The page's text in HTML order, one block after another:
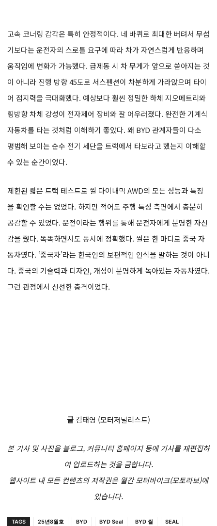
고속 코너링 감각은 특히 안정적이다. 네 바퀴로 최대한 버텨서 무섭
기보다는 운전자의 스로틀 요구에 따라 차가 자연스럽게 반응하며
움직임에 변화가 가능했다. 급제동 시 차 무게가 앞으로 쏟아지는 것
이 아니라 진행 방향 45도로 서스펜션이 차분하게 가라앉으며 타이
어 접지력을 극대화했다. 예상보다 훨씬 정밀한 하체 지오메트리와
횡방향 차체 강성이 전자제어 장비와 잘 어우러졌다. 완전한 기계식
자동차를 타는 것처럼 이해하기 좋았다. 왜 BYD 관계자들이 다소
평범해 보이는 순수 전기 세단을 트랙에서 타보라고 했는지 이해할
수 있는 순간이었다.
제한된 짧은 트랙 테스트로 씰 다이내믹 AWD의 모든 성능과 특징
을 확인할 수는 없었다. 하지만 적어도 주행 특성 측면에서 충분히
공감할 수 있었다. 운전이라는 행위를 통해 운전자에게 분명한 자신
감을 줬다. 똑똑하면서도 동시에 정확했다. 씰은 한 마디로 중국 자
동차였다. ‘중국차’라는 한국인의 보편적인 인식을 말하는 것이 아니
다. 중국의 기술력과 디자인, 개성이 분명하게 녹아있는 자동차였다.
그런 관점에서 신선한 충격이었다.
글 김태영 (모터저널리스트)
본 기사 및 사진을 블로그, 커뮤니티 홈페이지 등에 기사를 재편집하
여 업로드하는 것을 금합니다.
웹사이트 내 모든 컨텐츠의 저작권은 월간 모터바이크(모토라보)에
있습니다.
TAGS 25년8월호 BYD BYD Seal BYD 씰
SEAL